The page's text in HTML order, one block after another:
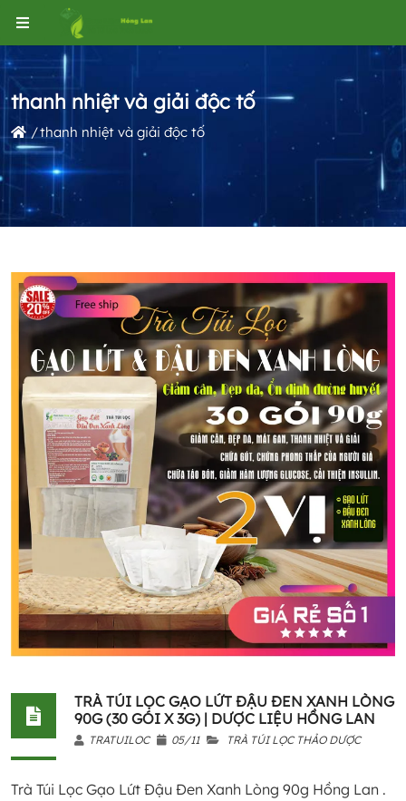
thanh nhiệt và giải độc tố
thanh nhiệt và giải độc tố
TRÀ TÚI LỌC GẠO LỨT ĐẬU ĐEN XANH LÒNG
90G (30 GÓI X 3G) | DƯỢC LIỆU HỒNG LAN
TRATUILOC 05/11 TRÀ TÚI LỌC THẢO DƯỢC
Trà Túi Lọc Gạo Lứt Đậu Đen Xanh Lòng 90g Hồng Lan .